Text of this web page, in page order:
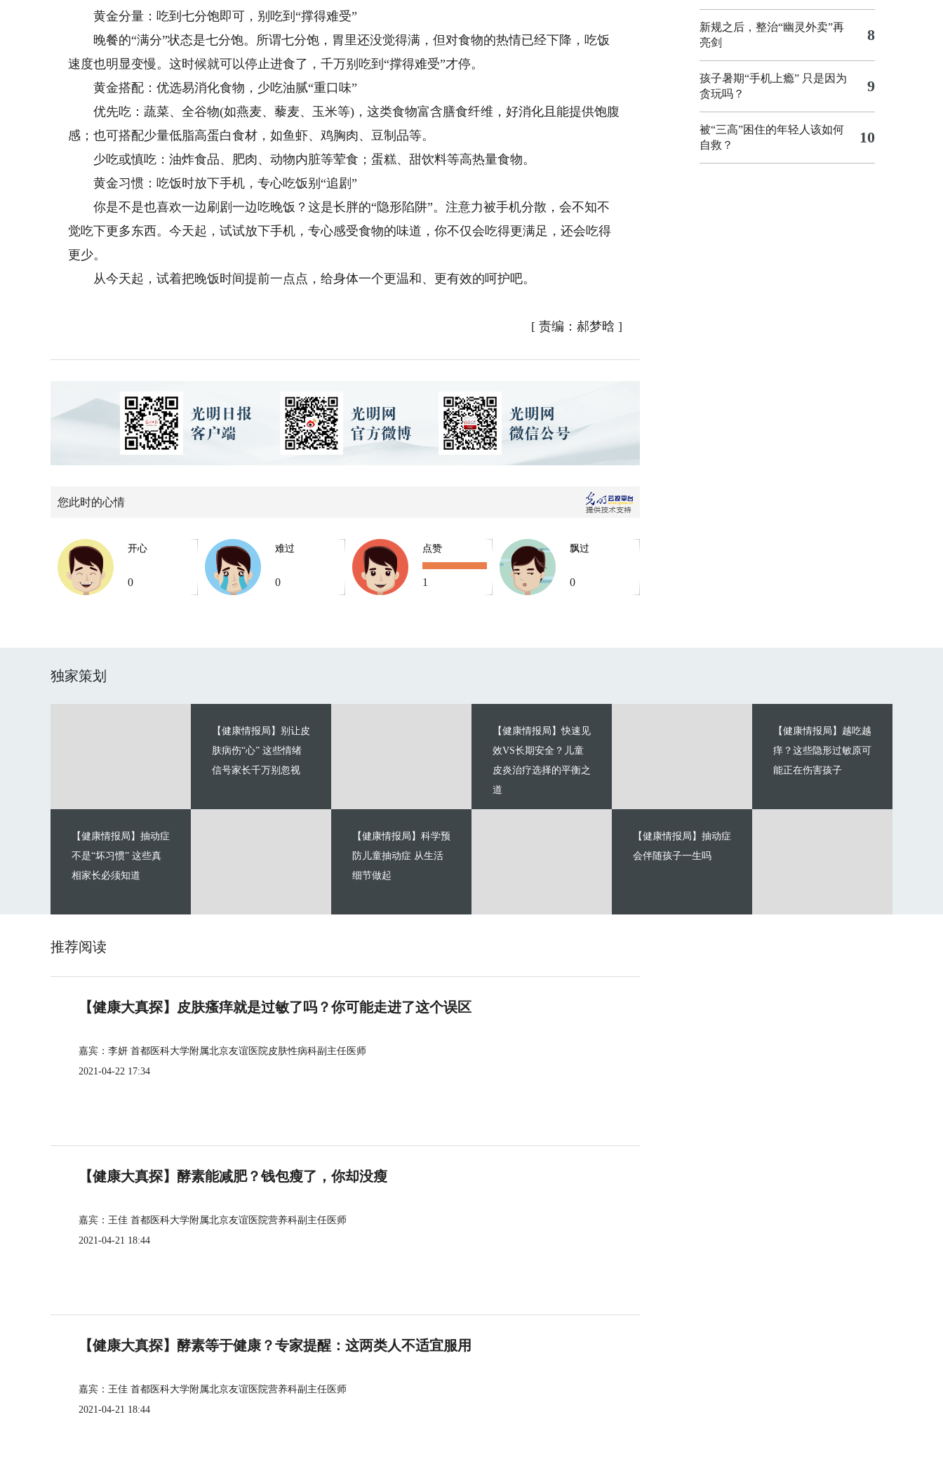
黄金分量：吃到七分饱即可，别吃到“撑得难受”
晚餐的“满分”状态是七分饱。所谓七分饱，胃里还没觉得满，但对食物的热情已经下降，吃饭
速度也明显变慢。这时候就可以停止进食了，千万别吃到“撑得难受”才停。
黄金搭配：优选易消化食物，少吃油腻“重口味”
优先吃：蔬菜、全谷物(如燕麦、藜麦、玉米等)，这类食物富含膳食纤维，好消化且能提供饱腹
感；也可搭配少量低脂高蛋白食材，如鱼虾、鸡胸肉、豆制品等。
少吃或慎吃：油炸食品、肥肉、动物内脏等荤食；蛋糕、甜饮料等高热量食物。
黄金习惯：吃饭时放下手机，专心吃饭别“追剧”
你是不是也喜欢一边刷剧一边吃晚饭？这是长胖的“隐形陷阱”。注意力被手机分散，会不知不
觉吃下更多东西。今天起，试试放下手机，专心感受食物的味道，你不仅会吃得更满足，还会吃得
更少。
从今天起，试着把晚饭时间提前一点点，给身体一个更温和、更有效的呵护吧。
[ 责编：郝梦晗 ]
您此时的心情
开心
0
难过
0
点赞
1
飘过
0
新规之后，整治“幽灵外卖”再
亮剑
8
孩子暑期“手机上瘾” 只是因为
贪玩吗？
9
被“三高”困住的年轻人该如何
自救？
10
独家策划
【健康情报局】别让皮
肤病伤“心” 这些情绪
信号家长千万别忽视
【健康情报局】抽动症
不是“坏习惯” 这些真
相家长必须知道
【健康情报局】快速见
效VS长期安全？儿童
皮炎治疗选择的平衡之
道
【健康情报局】科学预
防儿童抽动症 从生活
细节做起
【健康情报局】越吃越
痒？这些隐形过敏原可
能正在伤害孩子
【健康情报局】抽动症
会伴随孩子一生吗
推荐阅读
【健康大真探】皮肤瘙痒就是过敏了吗？你可能走进了这个误区
嘉宾：李妍 首都医科大学附属北京友谊医院皮肤性病科副主任医师
2021-04-22 17:34
【健康大真探】酵素能减肥？钱包瘦了，你却没瘦
嘉宾：王佳 首都医科大学附属北京友谊医院营养科副主任医师
2021-04-21 18:44
【健康大真探】酵素等于健康？专家提醒：这两类人不适宜服用
嘉宾：王佳 首都医科大学附属北京友谊医院营养科副主任医师
2021-04-21 18:44